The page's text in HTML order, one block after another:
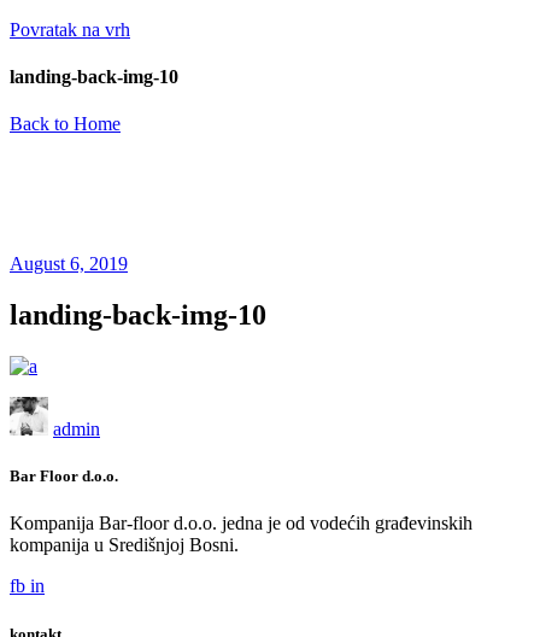
Povratak na vrh
landing-back-img-10
Back to Home
August 6, 2019
landing-back-img-10
admin
Bar Floor d.o.o.
Kompanija Bar-floor d.o.o. jedna je od vodećih građevinskih
kompanija u Središnjoj Bosni.
fb in